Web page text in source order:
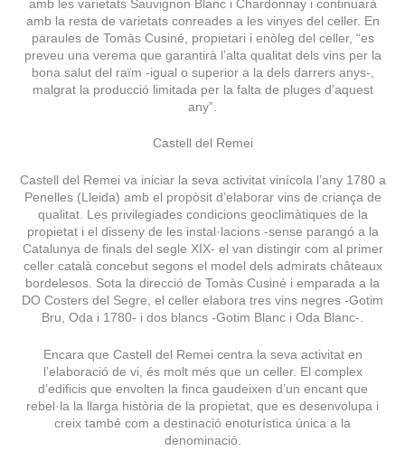
amb les varietats Sauvignon Blanc i Chardonnay i continuarà
amb la resta de varietats conreades a les vinyes del celler. En
paraules de Tomàs Cusiné, propietari i enòleg del celler, “es
preveu una verema que garantirà l’alta qualitat dels vins per la
bona salut del raïm -igual o superior a la dels darrers anys-,
malgrat la producció limitada per la falta de pluges d’aquest
any”.
Castell del Remei
Castell del Remei va iniciar la seva activitat vinícola l’any 1780 a
Penelles (Lleida) amb el propòsit d’elaborar vins de criança de
qualitat. Les privilegiades condicions geoclimàtiques de la
propietat i el disseny de les instal·lacions -sense parangó a la
Catalunya de finals del segle XIX- el van distingir com al primer
celler català concebut segons el model dels admirats châteaux
bordelesos. Sota la direcció de Tomàs Cusiné i emparada a la
DO Costers del Segre, el celler elabora tres vins negres -Gotim
Bru, Oda i 1780- i dos blancs -Gotim Blanc i Oda Blanc-.
Encara que Castell del Remei centra la seva activitat en
l’elaboració de vi, és molt més que un celler. El complex
d’edificis que envolten la finca gaudeixen d’un encant que
rebel·la la llarga història de la propietat, que es desenvolupa i
creix també com a destinació enoturística única a la
denominació.